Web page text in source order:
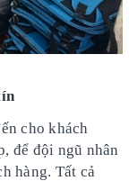
cho khách
để đội ngũ nhân
hàng. Tất cả